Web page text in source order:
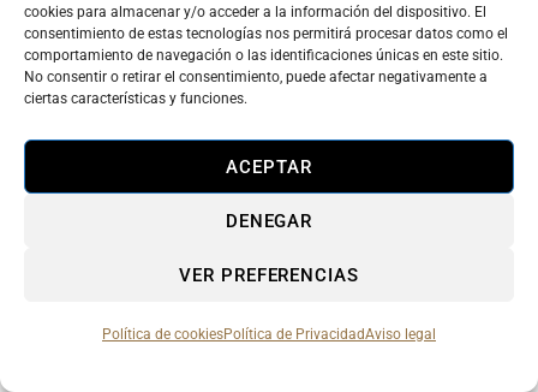
cookies para almacenar y/o acceder a la información del dispositivo. El
consentimiento de estas tecnologías nos permitirá procesar datos como el
comportamiento de navegación o las identificaciones únicas en este sitio.
No consentir o retirar el consentimiento, puede afectar negativamente a
ciertas características y funciones.
ACEPTAR
DENEGAR
VER PREFERENCIAS
Política de cookiesPolítica de PrivacidadAviso legal